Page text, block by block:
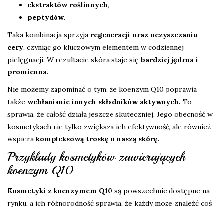
ekstraktów roślinnych,
peptydów.
Taka kombinacja sprzyja regeneracji oraz oczyszczaniu
cery, czyniąc go kluczowym elementem w codziennej
pielęgnacji. W rezultacie skóra staje się bardziej jędrna i
promienna.
Nie możemy zapominać o tym, że koenzym Q10 poprawia
także wchłanianie innych składników aktywnych. To
sprawia, że całość działa jeszcze skuteczniej. Jego obecność w
kosmetykach nie tylko zwiększa ich efektywność, ale również
wspiera kompleksową troskę o naszą skórę.
Przykłady kosmetyków zawierających
koenzym Q10
Kosmetyki z koenzymem Q10 są powszechnie dostępne na
rynku, a ich różnorodność sprawia, że każdy może znaleźć coś